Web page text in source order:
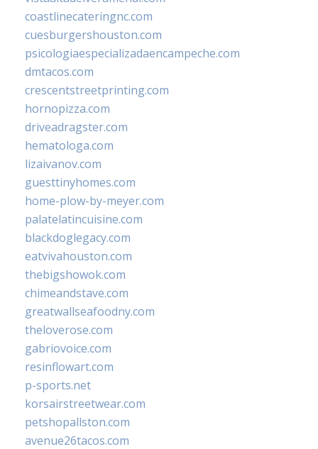
coastlinecateringnc.com
cuesburgershouston.com
psicologiaespecializadaencampeche.com
dmtacos.com
crescentstreetprinting.com
hornopizza.com
driveadragster.com
hematologa.com
lizaivanov.com
guesttinyhomes.com
home-plow-by-meyer.com
palatelatincuisine.com
blackdoglegacy.com
eatvivahouston.com
thebigshowok.com
chimeandstave.com
greatwallseafoodny.com
theloverose.com
gabriovoice.com
resinflowart.com
p-sports.net
korsairstreetwear.com
petshopallston.com
avenue26tacos.com